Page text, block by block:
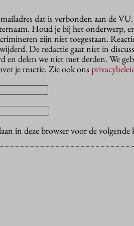
dat is verbonden aan de
Houd je bij het onderwerp,
zijn niet toegestaan.
De redactie gaat niet in
en delen we niet met derden. We
je reactie. Zie ook ons
in deze browser voor de volgende